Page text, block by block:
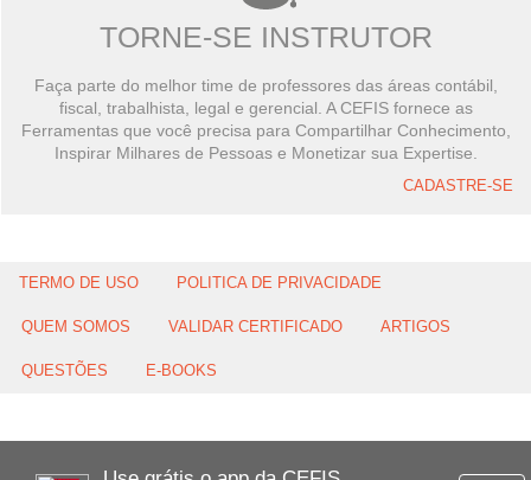
TORNE-SE INSTRUTOR
Faça parte do melhor time de professores das áreas contábil,
fiscal, trabalhista, legal e gerencial. A CEFIS fornece as
Ferramentas que você precisa para Compartilhar Conhecimento,
Inspirar Milhares de Pessoas e Monetizar sua Expertise.
CADASTRE-SE
TERMO DE USO POLITICA DE PRIVACIDADE
QUEM SOMOS VALIDAR CERTIFICADO ARTIGOS
QUESTÕES E-BOOKS